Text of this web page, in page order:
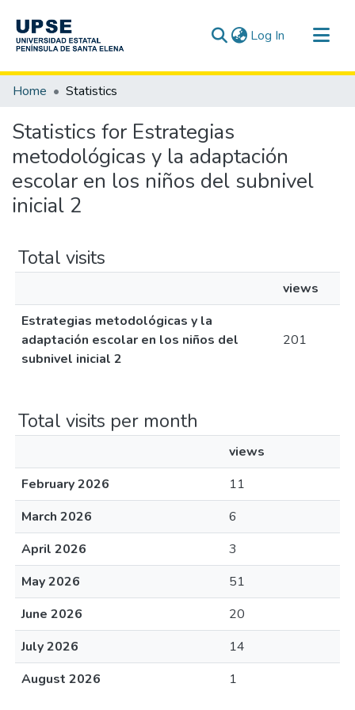
Log In (current)
Communities & Collections
Home Statistics
Statistics for Estrategias
metodológicas y la adaptación
escolar en los niños del subnivel
inicial 2
Total visits
views
Estrategias metodológicas y la
adaptación escolar en los niños del
subnivel inicial 2
201
Total visits per month
views
February 2026
11
March 2026
6
April 2026
3
May 2026
51
June 2026
20
July 2026
14
August 2026
1